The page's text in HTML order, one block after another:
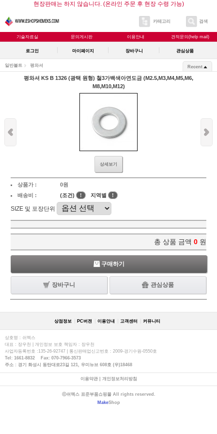
현장판매는 하지 않습니다. (온라인 주문 후 현장 수령 가능)
카테고리 검색
기술자료실 문의게시판 이용안내 견적문의(help mail)
로그인 마이페이지 장바구니 관심상품
일반볼트 평와셔 Recent
평와셔 KS B 1326 (광택 원형) 철3가백색아연도금 (M2.5,M3,M4,M5,M6,
M8,M10,M12)
상세보기
상품가 :
0원
배송비 :
(조건) ! 지역별 !
SIZE 및 포장단위
총 상품 금액 0 원
구매하기
장바구니 관심상품
상점정보 PC버젼 이용안내 고객센터 커뮤니티
상호명 : 쉬멕스
대표 : 장우천 | 개인정보 보호 책임자 : 장우천
사업자등록번호 :135-26-92747 | 통신판매업신고번호 : 2009-경기수원-0550호
Tel: 1661-8832 Fax: 070-7966-3573
주소 : 경기 화성시 동탄대로23길 121, 우미뉴브 608호 (우)18468
이용약관| 개인정보처리방침
ⓒ쉬멕스 표준부품쇼핑몰 All rights reserved.
MakeShop